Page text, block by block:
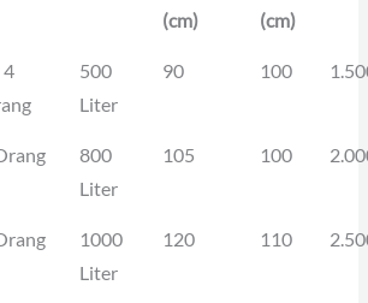
(cm)
(cm)
4
500
Liter
90 100
800
Liter
105 100
1000
Liter
120 110